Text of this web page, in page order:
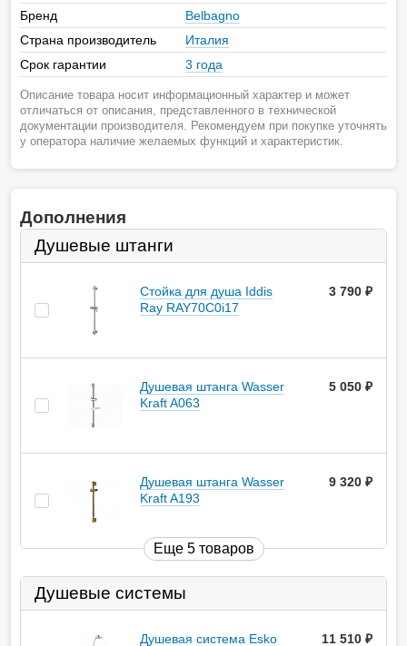
Бренд
Belbagno
Страна производитель
Италия
Срок гарантии
3 года
Описание товара носит информационный характер и может
отличаться от описания, представленного в технической
документации производителя. Рекомендуем при покупке уточнять
у оператора наличие желаемых функций и характеристик.
Дополнения
Душевые штанги
Стойка для душа Iddis
Ray RAY70C0i17
3 790
Душевая штанга Wasser
Kraft A063
5 050
Душевая штанга Wasser
Kraft A193
9 320
Еще 5 товаров
Душевые системы
Душевая система Esko 11 510